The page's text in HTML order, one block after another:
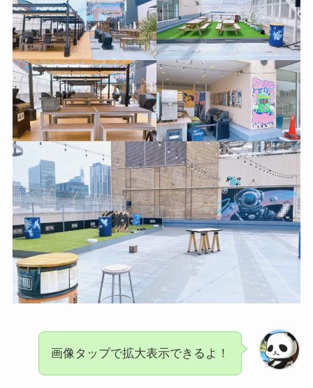
画像タップで拡大表示できるよ！